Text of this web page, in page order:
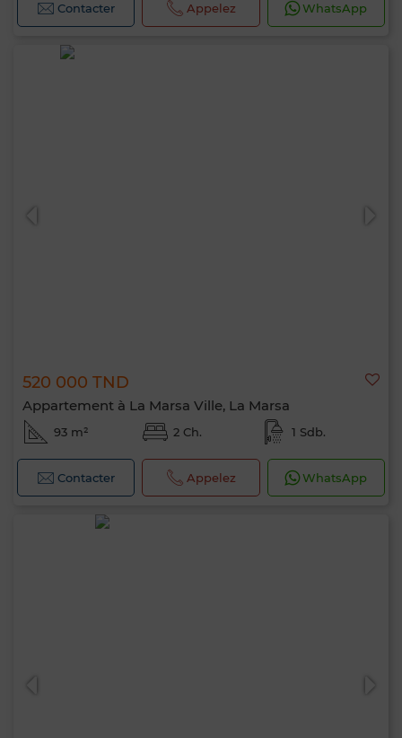
Contacter Appelez WhatsApp
520 000 TND
Appartement à La Marsa Ville, La Marsa
93 m² 2 Ch. 1 Sdb.
Contacter Appelez WhatsApp